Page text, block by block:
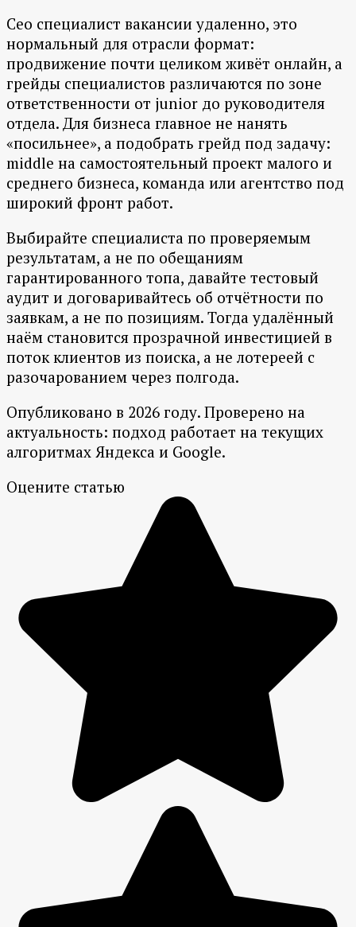
Сео специалист вакансии удаленно, это
нормальный для отрасли формат:
продвижение почти целиком живёт онлайн, а
грейды специалистов различаются по зоне
ответственности от junior до руководителя
отдела. Для бизнеса главное не нанять
«посильнее», а подобрать грейд под задачу:
middle на самостоятельный проект малого и
среднего бизнеса, команда или агентство под
широкий фронт работ.
Выбирайте специалиста по проверяемым
результатам, а не по обещаниям
гарантированного топа, давайте тестовый
аудит и договаривайтесь об отчётности по
заявкам, а не по позициям. Тогда удалённый
наём становится прозрачной инвестицией в
поток клиентов из поиска, а не лотереей с
разочарованием через полгода.
Опубликовано в 2026 году. Проверено на
актуальность: подход работает на текущих
алгоритмах Яндекса и Google.
Оцените статью